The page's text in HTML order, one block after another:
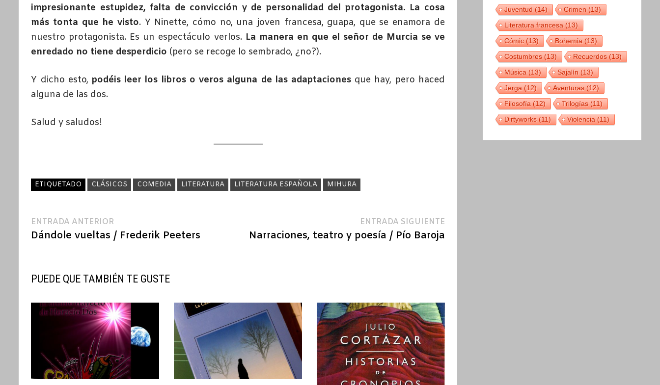
impresionante estupidez, falta de convicción y de personalidad del protagonista. La cosa
más tonta que he visto. Y Ninette, cómo no, una joven francesa, guapa, que se enamora de
nuestro protagonista. Es un espectáculo verlos. La manera en que el señor de Murcia se ve
enredado no tiene desperdicio (pero se recoge lo sembrado, ¿no?).
Y dicho esto,podéis leer los libros o veros alguna de las adaptacionesque hay, pero haced
alguna de las dos.
Salud y saludos!
ETIQUETADO CLÁSICOS COMEDIA LITERATURA LITERATURA ESPAÑOLA MIHURA
Navegación
de
ENTRADA ANTERIOR
anterior:
Dándole vueltas / Frederik Peeters
ENTRADA SIGUIENTEEntrada
siguiente:
Narraciones, teatro y poesía / Pío Baroja
PUEDE QUE TAMBIÉN TE GUSTE
Juventud(14) Crimen(13)
Literatura francesa(13)
Cómic(13) Bohemia(13)
Costumbres(13) Recuerdos(13)
Música(13) Sajalín(13)
Jerga(12) Aventuras(12)
Filosofía(12) Trilogías(11)
Dirtyworks(11) Violencia(11)